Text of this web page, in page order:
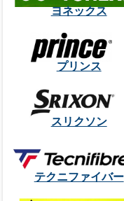
ヨネックス
プリンス
スリクソン
テクニファイバー